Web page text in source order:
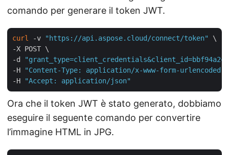
comando per generare il token JWT.
curl -v "https://api.aspose.cloud/connect/token"
\
-X POST \
-d
"grant_type=client_credentials&client_id=bbf94a2c-
-H
"Content-Type: application/x-www-form-urlencoded"
-H
"Accept: application/json"
Ora che il token JWT è stato generato, dobbiamo
eseguire il seguente comando per convertire
l’immagine HTML in JPG.